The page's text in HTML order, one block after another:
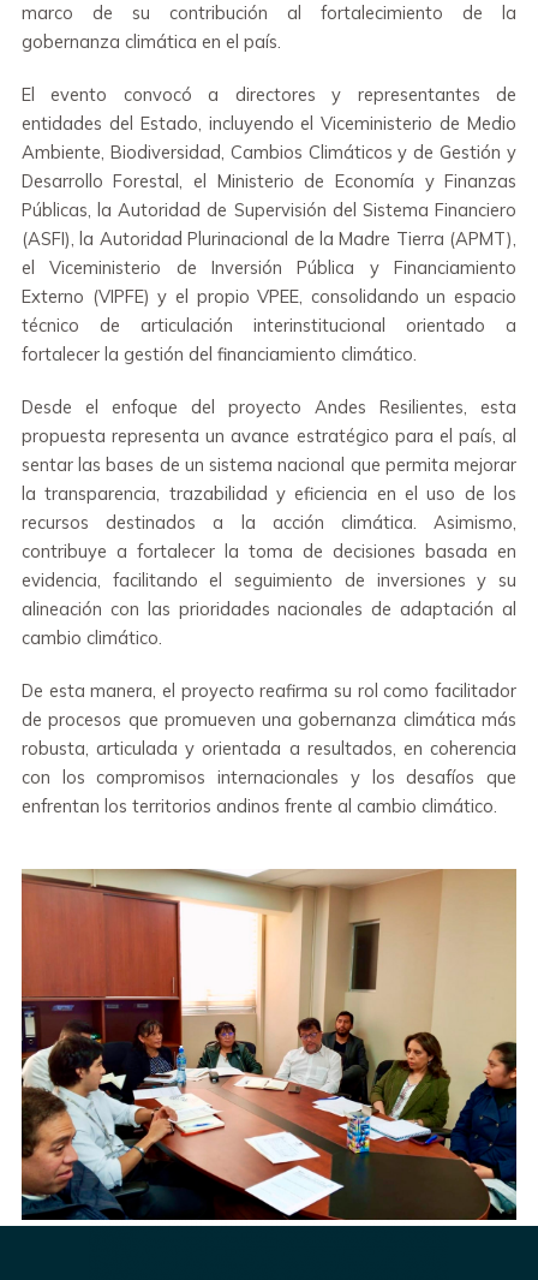
marco de su contribución al fortalecimiento de la
gobernanza climática en el país.
El evento convocó a directores y representantes de
entidades del Estado, incluyendo el Viceministerio de Medio
Ambiente, Biodiversidad, Cambios Climáticos y de Gestión y
Desarrollo Forestal, el Ministerio de Economía y Finanzas
Públicas, la Autoridad de Supervisión del Sistema Financiero
(ASFI), la Autoridad Plurinacional de la Madre Tierra (APMT),
el Viceministerio de Inversión Pública y Financiamiento
Externo (VIPFE) y el propio VPEE, consolidando un espacio
técnico de articulación interinstitucional orientado a
fortalecer la gestión del financiamiento climático.
Desde el enfoque del proyecto Andes Resilientes, esta
propuesta representa un avance estratégico para el país, al
sentar las bases de un sistema nacional que permita mejorar
la transparencia, trazabilidad y eficiencia en el uso de los
recursos destinados a la acción climática. Asimismo,
contribuye a fortalecer la toma de decisiones basada en
evidencia, facilitando el seguimiento de inversiones y su
alineación con las prioridades nacionales de adaptación al
cambio climático.
De esta manera, el proyecto reafirma su rol como facilitador
de procesos que promueven una gobernanza climática más
robusta, articulada y orientada a resultados, en coherencia
con los compromisos internacionales y los desafíos que
enfrentan los territorios andinos frente al cambio climático.